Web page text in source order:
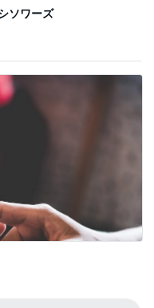
てる夫